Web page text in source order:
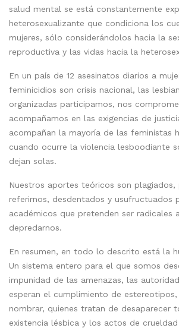
salud mental se está constantemente
heterosexualizante que condiciona los
mujeres, sólo considerándolos hacia la
reproductiva y las vidas hacia la
En un país de 12 asesinatos diarios a
feminicidios son crisis nacional, las
organizadas participamos, nos
acompañamos en las exigencias de
acompañan la mayoría de las feministas
cuando ocurre la violencia lesboodiante
dejan solas.
Nuestros aportes teóricos son plagiados,
referirnos, desdentados y usufructuados
académicos que pretenden ser radicales
depredarnos.
En resumen, en todo lo descrito está la
Un sistema entero para el que somos
impunidad de las amenazas, las
esperan el cumplimiento de estereotipos,
nombrar, quienes tratan de desaparecer
existencia lésbica y los actos de crueldad